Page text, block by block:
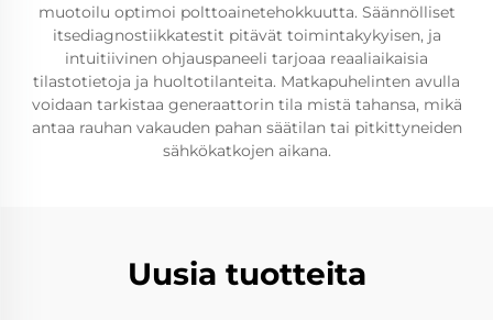
muotoilu optimoi polttoainetehokkuutta. Säännölliset
itsediagnostiikkatestit pitävät toimintakykyisen, ja
intuitiivinen ohjauspaneeli tarjoaa reaaliaikaisia
tilastotietoja ja huoltotilanteita. Matkapuhelinten avulla
voidaan tarkistaa generaattorin tila mistä tahansa, mikä
antaa rauhan vakauden pahan säätilan tai pitkittyneiden
sähkökatkojen aikana.
Uusia tuotteita